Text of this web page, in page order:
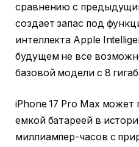
сравнению с
создает запас под
интеллекта Apple
будущем не все
базовой модели с 8
iPhone 17 Pro Max может
емкой батареей в
миллиампер-часов с